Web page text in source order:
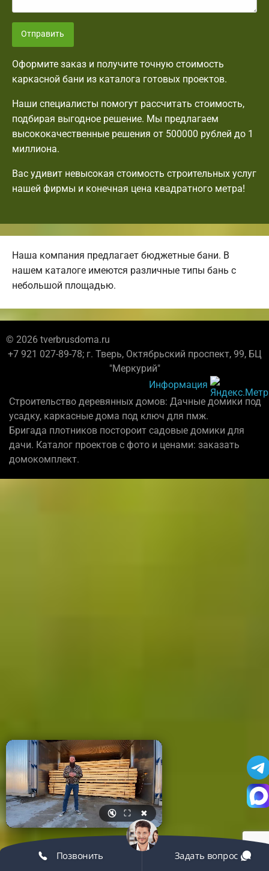
Отправить
Оформите заказ и получите точную стоимость
каркасной бани из каталога готовых проектов.
Наши специалисты помогут рассчитать стоимость,
подбирая выгодное решение. Мы предлагаем
высококачественные решения от 500000 рублей до 1
миллиона.
Вас удивит невысокая стоимость строительных услуг
нашей фирмы и конечная цена квадратного метра!
Наша компания предлагает бюджетные бани. В
нашем каталоге имеются различные типы бань с
небольшой площадью.
© 2026 tverbrusdoma.ru
+7 921 027-89-78; г. Тверь, Октябрьский проспект, 99, БЦ
"Меркурий"
Информация
Строительство деревянных домов: Дачные домики под
усадку, каркасные дома под ключ для пмж.
Бригада плотников постороит садовые домики для
дачи. Каталог проектов с фото и ценами: заказать
домокомплект.
🔇 ⛶ ✖
Позвонить Задать вопрос